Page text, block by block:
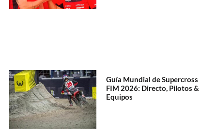
Guía Mundial de Supercross
FIM 2026: Directo, Pilotos &
Equipos